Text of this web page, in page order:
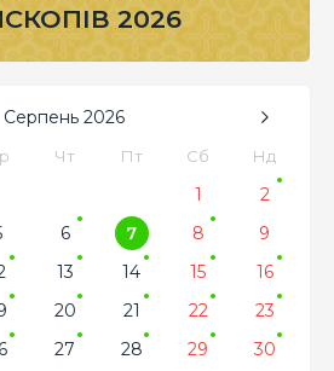
2026
Серпень 2026
Чт Пт Сб Нд
1
2
6 7 8
9
13 14 15
16
20 21 22
23
27 28 29
30